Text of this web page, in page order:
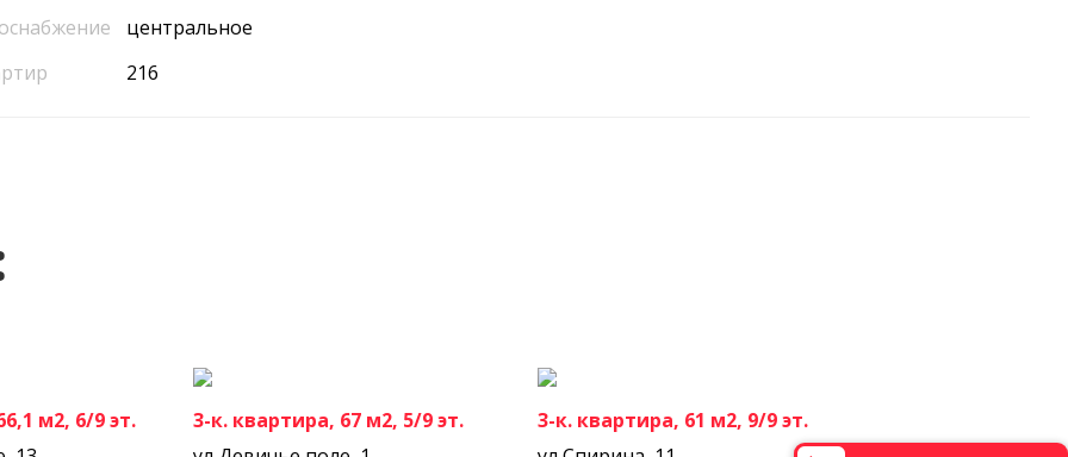
центральное
216
м2, 6/9 эт.
3-к. квартира, 67 м2, 5/9 эт.
3-к. квартира, 61 м2, 9/9 эт.